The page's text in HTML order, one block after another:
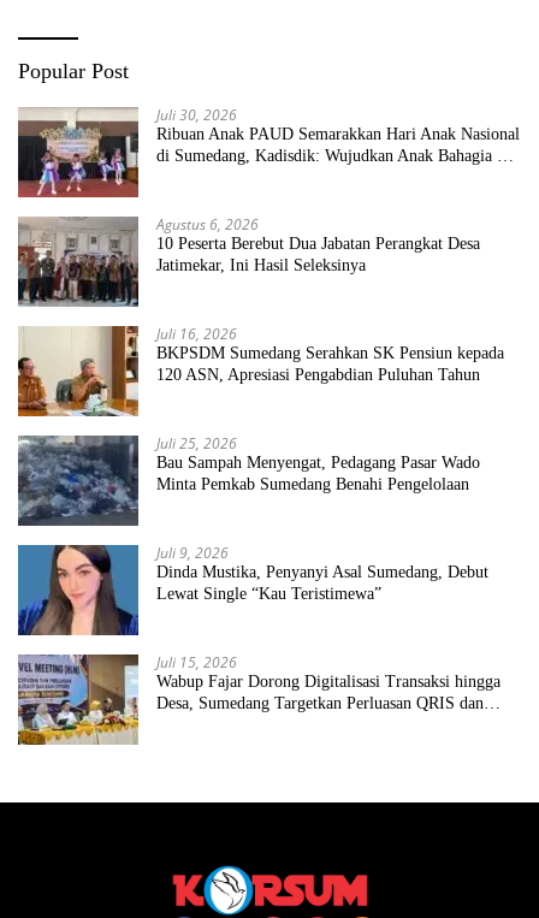
Popular Post
Juli 30, 2026
Ribuan Anak PAUD Semarakkan Hari Anak Nasional
di Sumedang, Kadisdik: Wujudkan Anak Bahagia dan
Agustus 6, 2026
10 Peserta Berebut Dua Jabatan Perangkat Desa
Jatimekar, Ini Hasil Seleksinya
Juli 16, 2026
BKPSDM Sumedang Serahkan SK Pensiun kepada
120 ASN, Apresiasi Pengabdian Puluhan Tahun
Juli 25, 2026
Bau Sampah Menyengat, Pedagang Pasar Wado
Minta Pemkab Sumedang Benahi Pengelolaan
Juli 9, 2026
Dinda Mustika, Penyanyi Asal Sumedang, Debut
Lewat Single “Kau Teristimewa”
Juli 15, 2026
Wabup Fajar Dorong Digitalisasi Transaksi hingga
Desa, Sumedang Targetkan Perluasan QRIS dan